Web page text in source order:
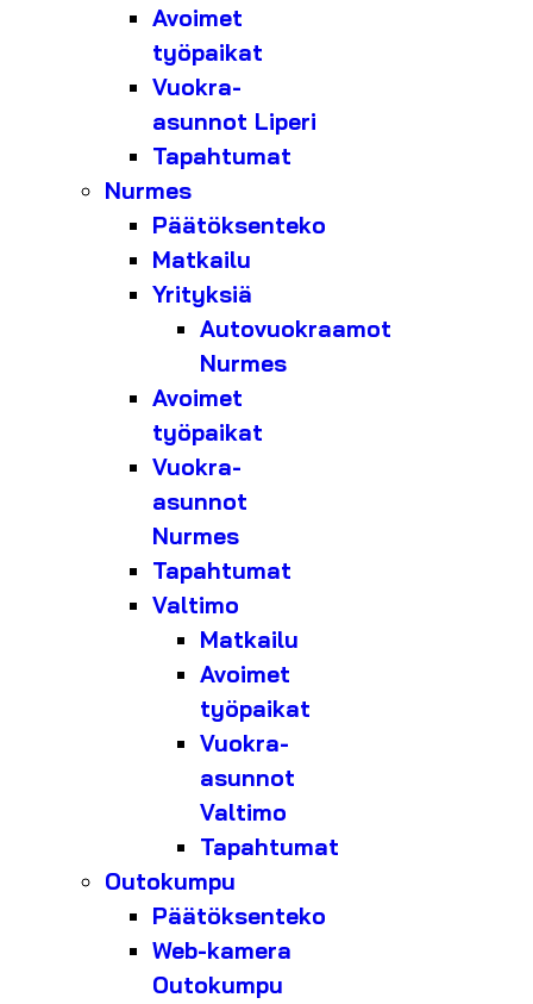
Avoimet
työpaikat
Vuokra-
asunnot Liperi
Tapahtumat
Nurmes
Päätöksenteko
Matkailu
Yrityksiä
Autovuokraamot
Nurmes
Avoimet
työpaikat
Vuokra-
asunnot
Nurmes
Tapahtumat
Valtimo
Matkailu
Avoimet
työpaikat
Vuokra-
asunnot
Valtimo
Tapahtumat
Outokumpu
Päätöksenteko
Web-kamera
Outokumpu